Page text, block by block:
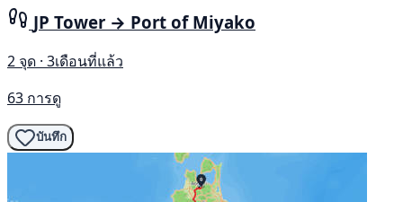
JP Tower → Port of Miyako
2 จุด · 3เดือนที่แล้ว
63 การดู
บันทึก